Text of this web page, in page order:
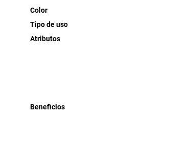
Color
Tipo de uso
Atributos
Beneficios